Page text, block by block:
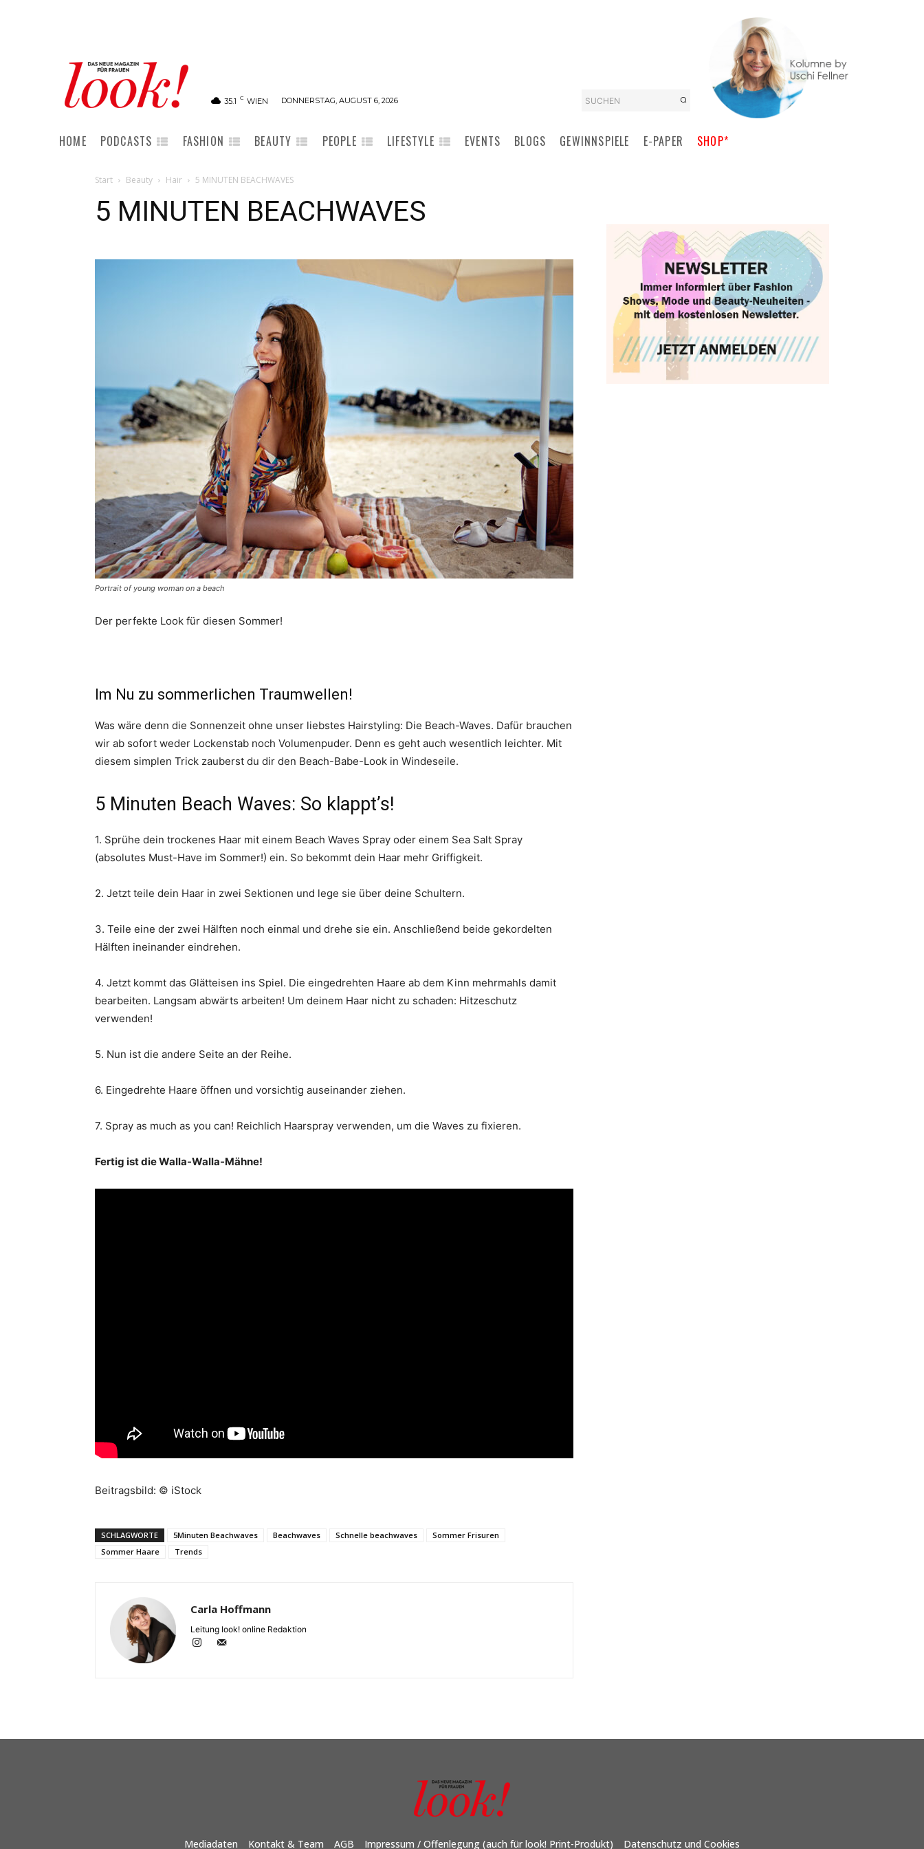
35.1 C WIEN DONNERSTAG, AUGUST 6, 2026 SUCHEN
HOME PODCASTS FASHION BEAUTY PEOPLE LIFESTYLE EVENTS BLOGS GEWINNSPIELE E-PAPER SHOP*
Start Beauty Hair 5 MINUTEN BEACHWAVES
5 MINUTEN BEACHWAVES
Portrait of young woman on a beach
Der perfekte Look für diesen Sommer!
Im Nu zu sommerlichen Traumwellen!
Was wäre denn die Sonnenzeit ohne unser liebstes Hairstyling: Die Beach-Waves. Dafür brauchen
wir ab sofort weder Lockenstab noch Volumenpuder. Denn es geht auch wesentlich leichter. Mit
diesem simplen Trick zauberst du dir den Beach-Babe-Look in Windeseile.
5 Minuten Beach Waves: So klappt’s!
1. Sprühe dein trockenes Haar mit einem Beach Waves Spray oder einem Sea Salt Spray
(absolutes Must-Have im Sommer!) ein. So bekommt dein Haar mehr Griffigkeit.
2. Jetzt teile dein Haar in zwei Sektionen und lege sie über deine Schultern.
3. Teile eine der zwei Hälften noch einmal und drehe sie ein. Anschließend beide gekordelten
Hälften ineinander eindrehen.
4. Jetzt kommt das Glätteisen ins Spiel. Die eingedrehten Haare ab dem Kinn mehrmahls damit
bearbeiten. Langsam abwärts arbeiten! Um deinem Haar nicht zu schaden: Hitzeschutz
verwenden!
5. Nun ist die andere Seite an der Reihe.
6. Eingedrehte Haare öffnen und vorsichtig auseinander ziehen.
7. Spray as much as you can! Reichlich Haarspray verwenden, um die Waves zu fixieren.
Fertig ist die Walla-Walla-Mähne!
Beitragsbild: © iStock
SCHLAGWORTE 5Minuten Beachwaves Beachwaves Schnelle beachwaves
Sommer Frisuren
Sommer Haare
Trends
Carla Hoffmann
Leitung look! online Redaktion
Mediadaten Kontakt & Team AGB Impressum / Offenlegung (auch für look! Print-Produkt) Datenschutz und Cookies